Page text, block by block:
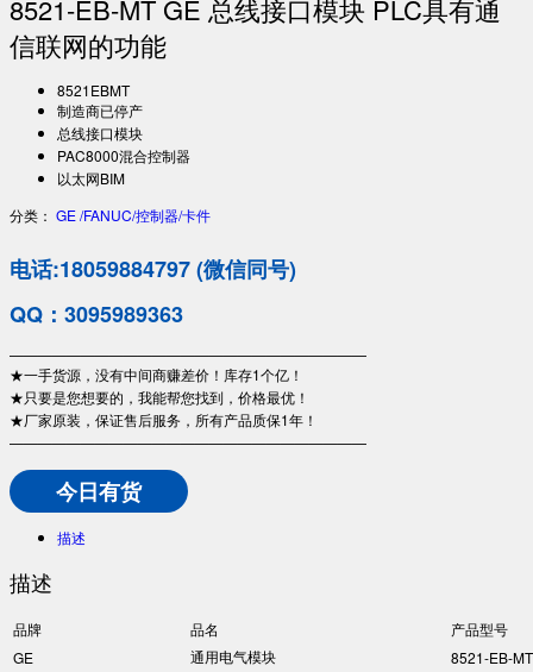
8521-EB-MT GE 总线接口模块 PLC具有通
信联网的功能
8521EBMT
制造商已停产
总线接口模块
PAC8000混合控制器
以太网BIM
分类： GE /FANUC/控制器/卡件
电话:18059884797 (微信同号)
QQ：3095989363
—————————————————————————
★一手货源，没有中间商赚差价！库存1个亿！
★只要是您想要的，我能帮您找到，价格最优！
★厂家原装，保证售后服务，所有产品质保1年！
—————————————————————————
今日有货
描述
描述
品牌 品名
产品型号
GE
通用电气模块 8521-EB-MT